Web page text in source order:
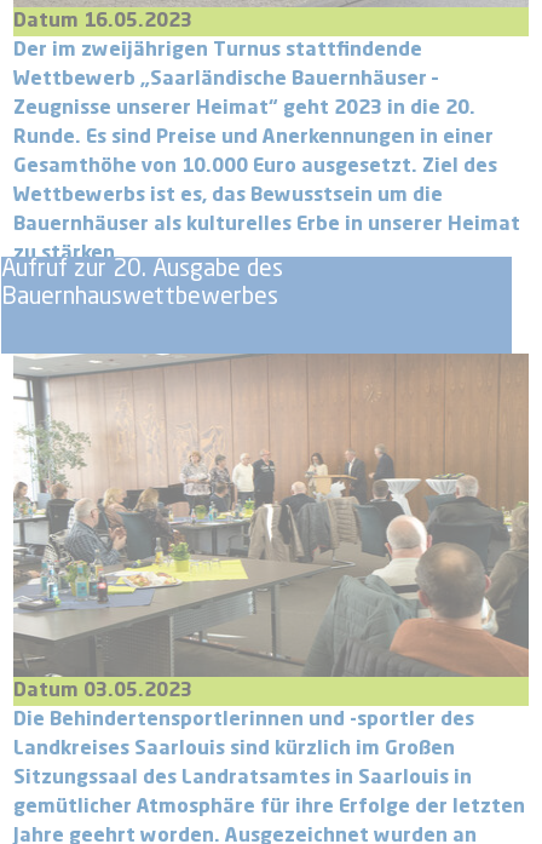
Aufruf zur 20. Ausgabe des
Bauernhauswettbewerbes
Datum 16.05.2023
Der im zweijährigen Turnus stattfindende
Wettbewerb „Saarländische Bauernhäuser –
Zeugnisse unserer Heimat“ geht 2023 in die 20.
Runde. Es sind Preise und Anerkennungen in einer
Gesamthöhe von 10.000 Euro ausgesetzt. Ziel des
Wettbewerbs ist es, das Bewusstsein um die
Bauernhäuser als kulturelles Erbe in unserer Heimat
zu stärken.
Datum 03.05.2023
Die Behindertensportlerinnen und -sportler des
Landkreises Saarlouis sind kürzlich im Großen
Sitzungssaal des Landratsamtes in Saarlouis in
gemütlicher Atmosphäre für ihre Erfolge der letzten
Jahre geehrt worden. Ausgezeichnet wurden an